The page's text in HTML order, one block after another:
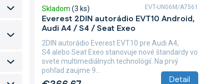
Everest 2DIN autorádio EVT10 Android,
Audi A4 / S4 / Seat Exeo
Skladom (3 ks)
Detail
2DIN autorádio Everest EVT10 pre Audi A4,
S4 alebo Seat Exeo stanovuje nové štandardy vo
svete multimediálnych technológií. Na prvý
pohľad zaujme 9...
EVT-UN06M/A7561